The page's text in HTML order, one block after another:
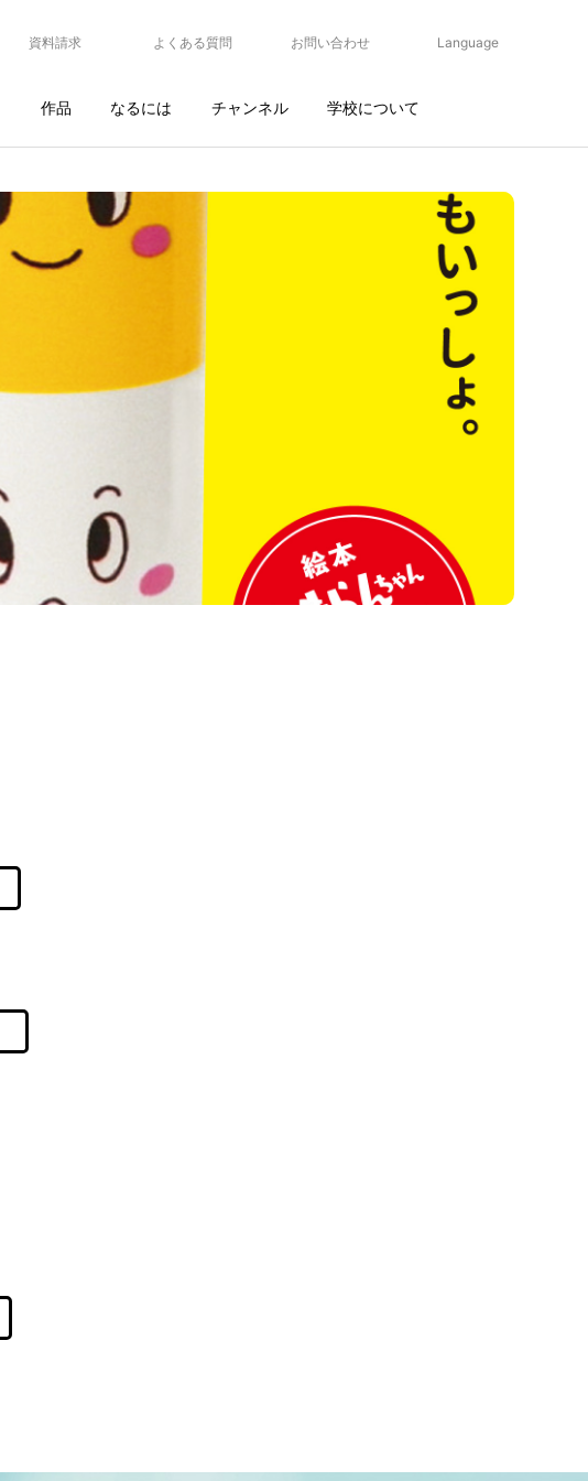
資料請求 よくある質問 お問い合わせ Language
作品 なるには チャンネル 学校について